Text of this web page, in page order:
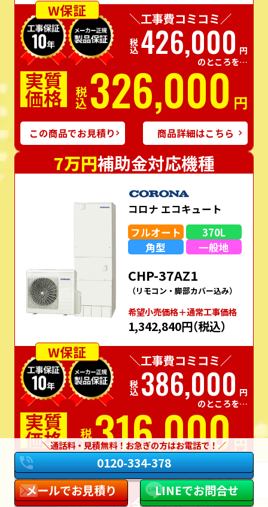
W保証
＼工事費コミコミ／
税込426,000 円
のところを…
実質
価格 税込326,000 円
この商品でお見積り 商品詳細はこちら
7万円補助金対応機種
コロナ エコキュート
フルオート
370L
角型
一般地
CHP-37AZ1
（リモコン・脚部カバー込み）
希望⼩売価格＋通常⼯事価格
1,342,840円（税込）
W保証
＼工事費コミコミ／
税込 386,000 円
のところを…
実質
価格 税込316,000円
この商品でお見積り 商品詳細はこちら
通話料・見積無料！お急ぎの方はお電話で！
0120-334-378
メールでお見積り
LINEでお問合せ